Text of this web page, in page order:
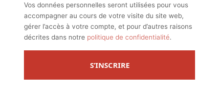
Vos données personnelles seront utilisées pour vous
accompagner au cours de votre visite du site web,
gérer l’accès à votre compte, et pour d’autres raisons
décrites dans notre politique de confidentialité.
S’INSCRIRE